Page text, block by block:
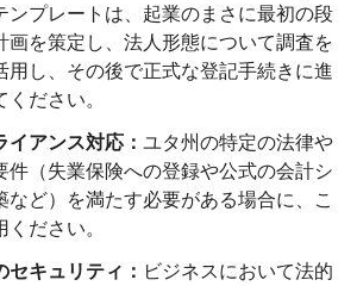
ンプレートは、起業のまさに最初の段
画を策定し、法人形態について調査を
用し、その後で正式な登記手続きに進
ださい。
イアンス対応： ユタ州の特定の法律や
件（失業保険への登録や公式の会計シ
など）を満たす必要がある場合に、こ
ださい。
セキュリティ： ビジネスにおいて法的